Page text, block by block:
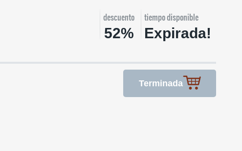
descuento
52%
tiempo disponible
Expirada!
Terminada